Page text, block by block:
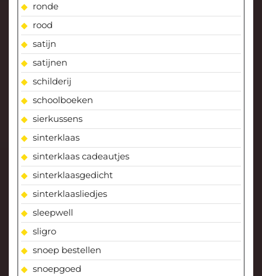
ronde
rood
satijn
satijnen
schilderij
schoolboeken
sierkussens
sinterklaas
sinterklaas cadeautjes
sinterklaasgedicht
sinterklaasliedjes
sleepwell
sligro
snoep bestellen
snoepgoed